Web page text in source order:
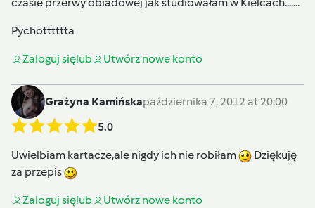
Pychotttttta
Zaloguj sięlub Utwórz nowe konto
Grażyna Kamińskapaździernika 7, 2012 at 20:00
5.0
Uwielbiam kartacze,ale nigdy ich nie robiłam
Dziękuję
za przepis
Zaloguj sięlub Utwórz nowe konto